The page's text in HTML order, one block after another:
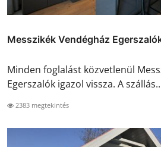
Messzikék Vendégház
Minden foglalást közvetlenül
Egerszalók igazol vissza. A
2383 megtekintés